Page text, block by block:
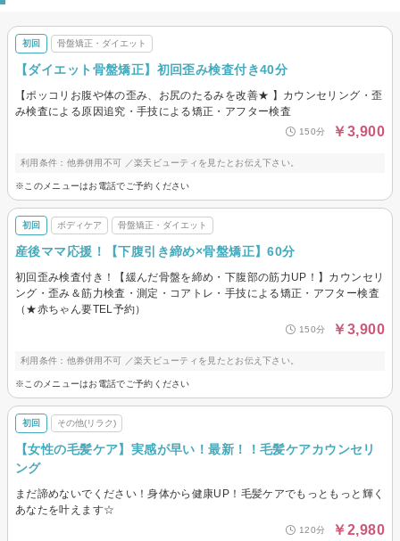
初回 骨盤矯正・ダイエット
【ダイエット骨盤矯正】初回歪み検査付き40分
【ポッコリお腹や体の歪み、お尻のたるみを改善★ 】カウンセリング・歪
み検査による原因追究・手技による矯正・アフター検査
150分 ￥3,900
利用条件：他券併用不可 ／楽天ビューティを見たとお伝え下さい。
※このメニューはお電話でご予約ください
初回 ボディケア 骨盤矯正・ダイエット
産後ママ応援！【下腹引き締め×骨盤矯正】60分
初回歪み検査付き！【緩んだ骨盤を締め・下腹部の筋力UP！】カウンセリ
ング・歪み＆筋力検査・測定・コアトレ・手技による矯正・アフター検査
（★赤ちゃん要TEL予約）
150分 ￥3,900
利用条件：他券併用不可 ／楽天ビューティを見たとお伝え下さい。
※このメニューはお電話でご予約ください
初回 その他(リラク)
【女性の毛髪ケア】実感が早い！最新！！毛髪ケアカウンセリ
ング
まだ諦めないでください！身体から健康UP！毛髪ケアでもっともっと輝く
あなたを叶えます☆
120分 ￥2,980